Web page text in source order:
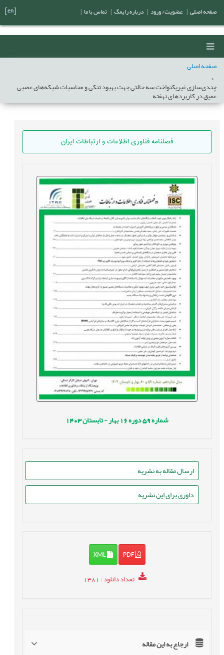
صفحه اصلی
چندی‌سازی غیریکنواخت سه حالتی جهت بهبود تنکی و محاسبات شبکه‌های عصبی
عمیق در کاربردهای نهفته
فصلنامه فناوری اطلاعات و ارتباطات ایران
شماره59 دوره16 بهار - تابستان1403
ارسال مقاله به نشریه
داوری برای این نشریه
PDF
XML
تعداد دانلود: 1381
ارجاع به این مقاله
صفحه اصلی عضویت/ ورود درباره رایمگ تماس با ما